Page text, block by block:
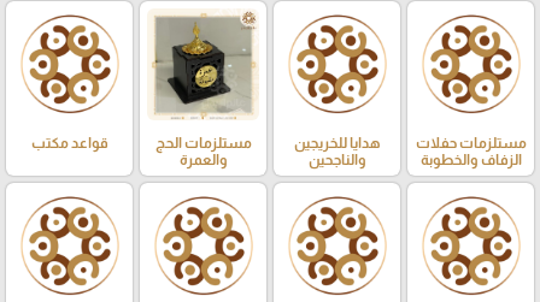
مستلزمات حفلات
الزفاف والخطوبة
هدايا للخريجين
والناجحين
مستلزمات الحج
والعمرة
قواعد مكتب